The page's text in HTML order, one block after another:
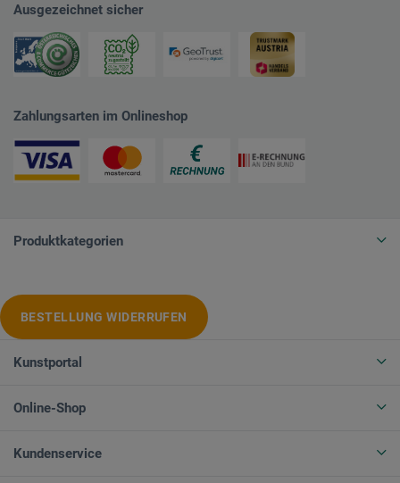
Ausgezeichnet sicher
Zahlungsarten im Onlineshop
Produktkategorien
BESTELLUNG WIDERRUFEN
Kunstportal
Online-Shop
Kundenservice